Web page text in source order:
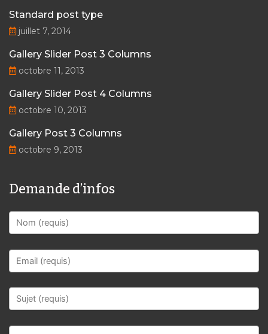
Standard post type
juillet 7, 2014
Gallery Slider Post 3 Columns
octobre 11, 2013
Gallery Slider Post 4 Columns
octobre 10, 2013
Gallery Post 3 Columns
octobre 9, 2013
Demande d’infos